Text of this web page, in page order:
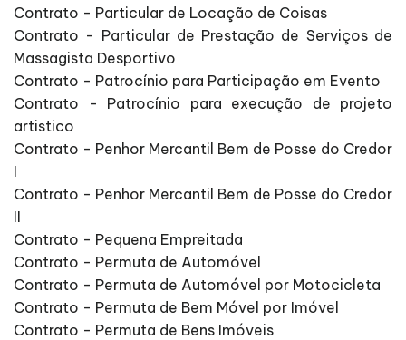
Contrato - Particular de Locação de Coisas
Contrato - Particular de Prestação de Serviços de
Massagista Desportivo
Contrato - Patrocínio para Participação em Evento
Contrato - Patrocínio para execução de projeto
artistico
Contrato - Penhor Mercantil Bem de Posse do Credor
I
Contrato - Penhor Mercantil Bem de Posse do Credor
II
Contrato - Pequena Empreitada
Contrato - Permuta de Automóvel
Contrato - Permuta de Automóvel por Motocicleta
Contrato - Permuta de Bem Móvel por Imóvel
Contrato - Permuta de Bens Imóveis